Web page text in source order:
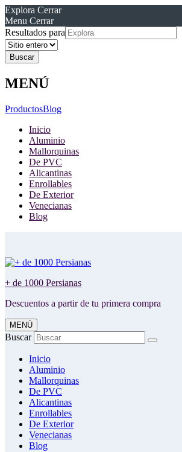
Explora Cerrar
Menu Cerrar
Resultados para
MENÚ
ProductosBlog
Inicio
Aluminio
Mallorquinas
De PVC
Alicantinas
Enrollables
De Exterior
Venecianas
Blog
+ de 1000 Persianas
Descuentos a partir de tu primera compra
MENÚ
Buscar
Inicio
Aluminio
Mallorquinas
De PVC
Alicantinas
Enrollables
De Exterior
Venecianas
Blog